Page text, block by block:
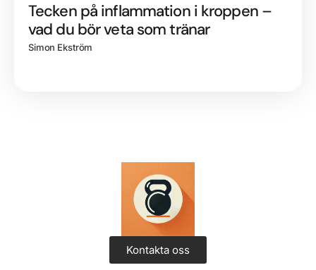
Tecken på inflammation i kroppen –
vad du bör veta som tränar
Simon Ekström
Kontakta oss